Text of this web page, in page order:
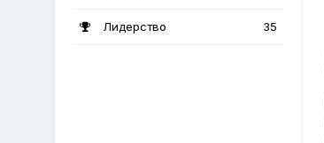
Лидерство 35